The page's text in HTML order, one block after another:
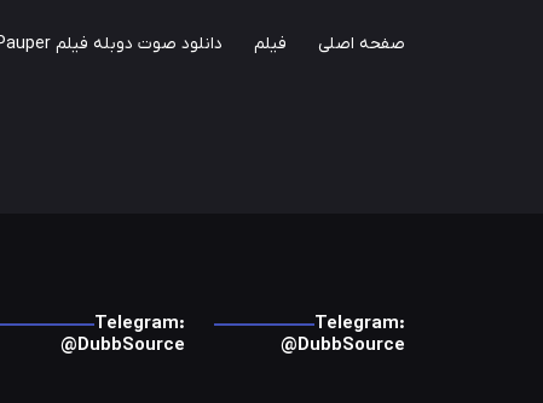
صفحه اصلی فیلم دانلود صوت دوبله فیلم The Prince and the Pauper
Telegram:
@DubbSource
Telegram:
@DubbSource